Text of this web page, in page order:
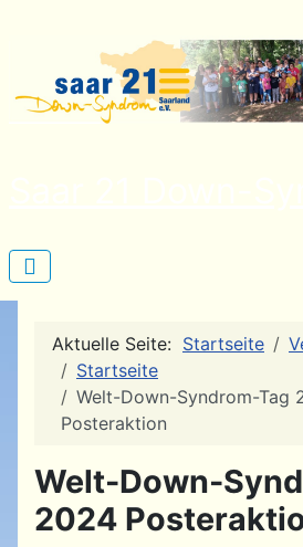
Aktuelle Seite: Startseite
Startseite
Welt-Down-Syndrom-Tag
Posteraktion
Welt-Down-
2024